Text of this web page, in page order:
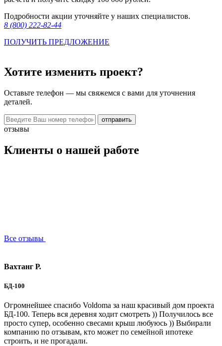
Подробности акции уточняйте у наших специалистов.
8 (800) 222-82-44
ПОЛУЧИТЬ ПРЕДЛОЖЕНИЕ
Хотите изменить проект?
Оставьте телефон — мы свяжемся с вами для уточнения
деталей.
отправить
отзывы
Клиенты о нашей работе
Все отзывы
Вахтанг Р.
БД-100
Огромнейшее спасибо Voldoma за наш красивый дом проекта
БД-100. Теперь вся деревня ходит смотреть )) Получилось все
просто супер, особенно свесами крыш любуюсь )) Выбирали
компанию по отзывам, кто может по семейной ипотеке
строить, и не прогадали.